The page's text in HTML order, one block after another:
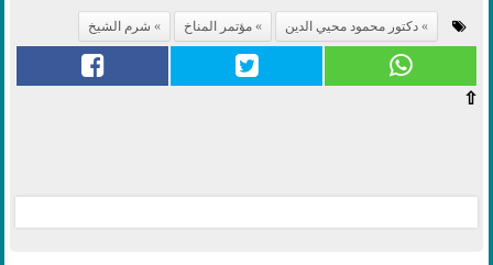
دكتور محمود محيي الدين مؤتمر المناخ شرم الشيخ
⇧